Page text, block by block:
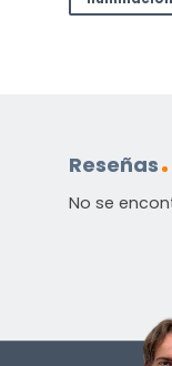
Reseñas
No se